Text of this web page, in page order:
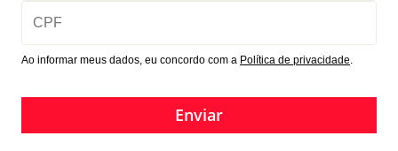
Ao informar meus dados, eu concordo com a Política de privacidade
Enviar